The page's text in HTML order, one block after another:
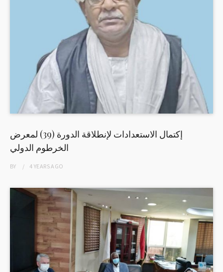
إكتمال الاستعدادات لإنطلاقة الدورة (39) لمعرض
الخرطوم الدولي
BY 4 YEARSAGO